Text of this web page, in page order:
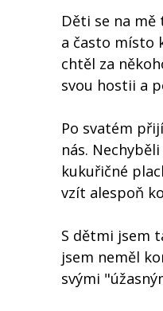
Děti se na
a často místo
chtěl za
svou hostii a
Po svatém
nás.
kukuřičné
vzít alespoň
S dětmi jsem
jsem neměl
svými